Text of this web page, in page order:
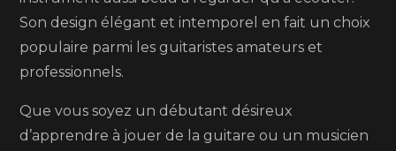
Son design élégant et intemporel en fait un choix
populaire parmi les guitaristes amateurs et
professionnels.
Que vous soyez un débutant désireux
d’apprendre à jouer de la guitare ou un musicien